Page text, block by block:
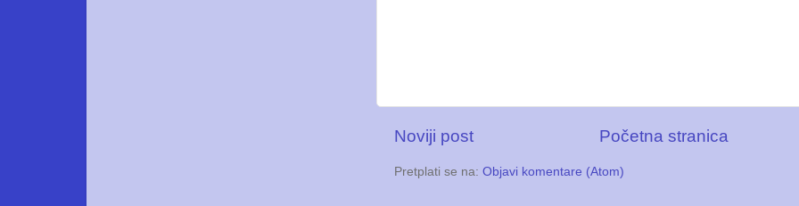
Noviji post Početna stranica
Pretplati se na: Objavi komentare (Atom)